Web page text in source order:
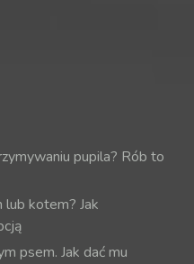
pupila? Rób to
kotem? Jak
psem. Jak dać mu